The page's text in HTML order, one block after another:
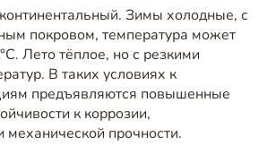
Зимы холодные, с
покровом, температура может
Лето тёплое, но с резкими
В таких условиях к
предъявляются повышенные
к коррозии,
механической прочности.